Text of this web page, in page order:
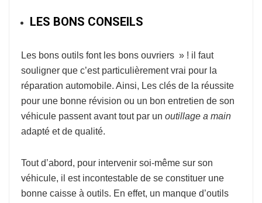
LES BONS CONSEILS
Les bons outils font les bons ouvriers » ! il faut
souligner que c’est particulièrement vrai pour la
réparation automobile. Ainsi, Les clés de la réussite
pour une bonne révision ou un bon entretien de son
véhicule passent avant tout par un outillage a main
adapté et de qualité.
Tout d’abord, pour intervenir soi-même sur son
véhicule, il est incontestable de se constituer une
bonne caisse à outils. En effet, un manque d’outils